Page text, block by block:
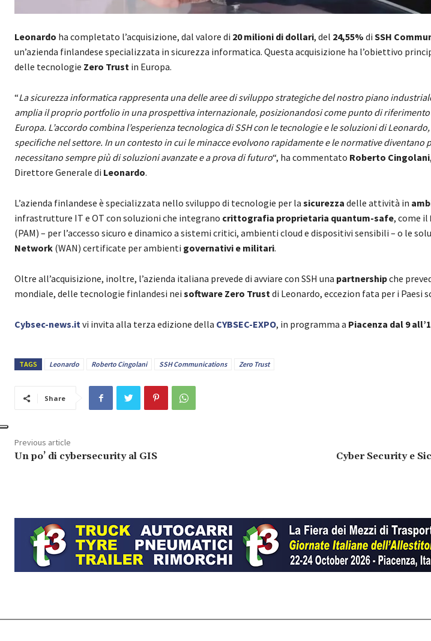
Leonardo ha completato l’acquisizione, dal valore di 20 milioni di dollari, del 24,55% di SSH
un’azienda finlandese specializzata in sicurezza informatica. Questa acquisizione ha l’obiettivo
delle tecnologie Zero Trust in Europa.
“La sicurezza informatica rappresenta una delle aree di sviluppo strategiche del nostro piano
amplia il proprio portfolio in una prospettiva internazionale, posizionandosi come punto di
Europa. L’accordo combina l’esperienza tecnologica di SSH con le tecnologie e le soluzioni di
specifiche nel settore. In un contesto in cui le minacce evolvono rapidamente e le normative diventano
necessitano sempre più di soluzioni avanzate e a prova di futuro“, ha commentato Roberto Cingolani
Direttore Generale di Leonardo.
L’azienda finlandese è specializzata nello sviluppo di tecnologie per la sicurezza delle attività in
infrastrutture IT e OT con soluzioni che integrano crittografia proprietaria quantum-safe, come il
(PAM) – per l’accesso sicuro e dinamico a sistemi critici, ambienti cloud e dispositivi sensibili – o le
Network (WAN) certificate per ambienti governativi e militari.
Oltre all’acquisizione, inoltre, l’azienda italiana prevede di avviare con SSH una partnershipche
mondiale, delle tecnologie finlandesi nei software Zero Trustdi Leonardo, eccezion fata per i Paesi
Cybsec-news.itvi invita alla terza edizione della CYBSEC-EXPO, in programma a Piacenza dal 9
TAGS Leonardo Roberto Cingolani SSH Communications Zero Trust
Share
Previous article
Un po’ di cybersecurity al GIS
Cyber Security e